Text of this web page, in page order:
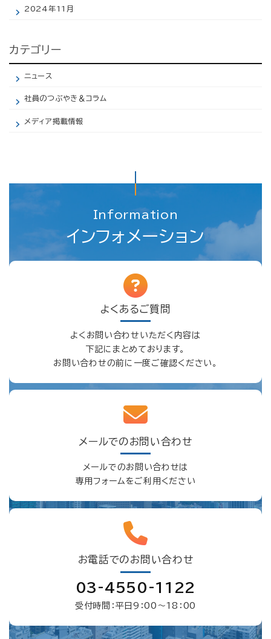
2024年11月
カテゴリー
ニュース
社員のつぶやき＆コラム
メディア掲載情報
インフォメーション
Information
よくあるご質問
よくお問い合わせいただく内容は
下記にまとめております。
お問い合わせの前に一度ご確認ください。
メールでのお問い合わせ
メールでのお問い合わせは
専用フォームをご利用ください
お電話でのお問い合わせ
03-4550-1122
受付時間：平日9：00〜18：00